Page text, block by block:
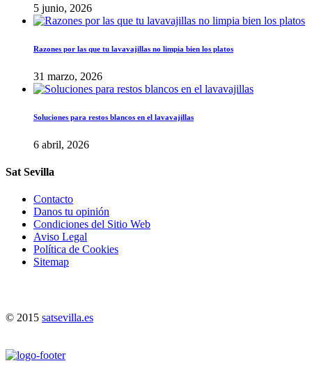
5 junio, 2026
Razones por las que tu lavavajillas no limpia bien los platos
31 marzo, 2026
Soluciones para restos blancos en el lavavajillas
6 abril, 2026
Sat Sevilla
Contacto
Danos tu opinión
Condiciones del Sitio Web
Aviso Legal
Política de Cookies
Sitemap
© 2015 satsevilla.es